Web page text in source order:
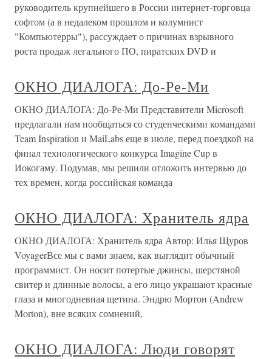
руководитель крупнейшего в России интернет-торговца
софтом (а в недалеком прошлом и колумнист
"Компьютерры"), рассуждает о причинах взрывного
роста продаж легального ПО, пиратских DVD и
ОКНО ДИАЛОГА: До-Ре-Ми
ОКНО ДИАЛОГА: До-Ре-Ми Представители Microsoft
предлагали нам пообщаться со студенческими командами
Team Inspiration и MaiLabs еще в июле, перед поездкой на
финал технологического конкурса Imagine Cup в
Иокогаму. Подумав, мы решили отложить интервью до
тех времен, когда российская команда
ОКНО ДИАЛОГА: Хранитель ядра
ОКНО ДИАЛОГА: Хранитель ядра Автор: Илья Щуров
VoyagerВсе мы с вами знаем, как выглядит обычный
программист. Он носит потертые джинсы, шерстяной
свитер и длинные волосы, а его лицо украшают красные
глаза и многодневная щетина. Эндрю Мортон (Andrew
Morton), вне всяких сомнений,
ОКНО ДИАЛОГА: Люди говорят